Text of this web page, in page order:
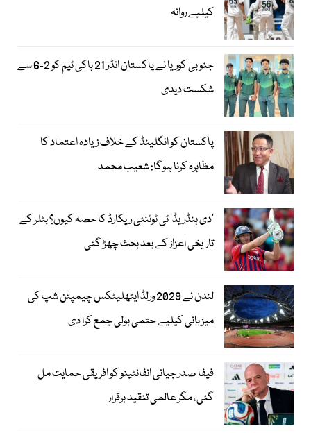
کیلیے روانہ
جنوبی کوریا نے پاکستان انڈر 21 ہاکی ٹیم کو 2-6 سے
شکست دیدی
پاکستان کو انگلینڈ کے خلاف زیادہ اعتماد کا
مظاہرہ کرنا ہوگا: شعیب محمد
’دی ہنڈریڈ‘ ٹی ٹوئنٹی ریکارڈ کا حصہ کیوں؟ بٹلر کے
تاریخی اعزاز کے بعد بحث چھڑ گئی
لندن نے 2029 ورلڈ ایتھلیٹکس چیمپئن شپ کی
میزبانی کیلیے حتمی بولی جمع کرا دی
فیفا صدر جیانی انفانٹینو کو افریقی حمایت مل
گئی، مگر عالمی تنقید برقرار